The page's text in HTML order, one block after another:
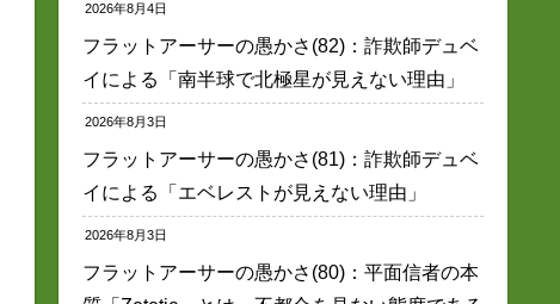
2026年8月4日
フラットアーサーの愚かさ(82)：詐欺師デュベ
イによる「南半球で北極星が見えない理由」
2026年8月3日
フラットアーサーの愚かさ(81)：詐欺師デュベ
イによる「エベレストが見えない理由」
2026年8月3日
フラットアーサーの愚かさ(80)：平面信者の本